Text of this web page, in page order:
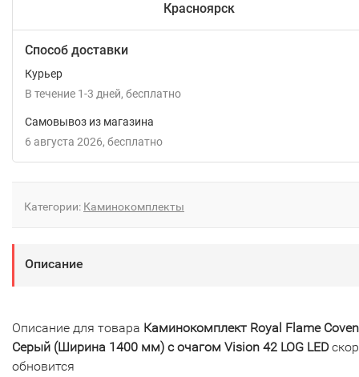
Красноярск
Способ доставки
Курьер
В течение 1-3 дней Бесплатно
Самовывоз из магазина
6 августа 2026
Бесплатно
Категории: Каминокомплекты
Описание
Описание для товара Каминокомплект Royal Flame
Серый (Ширина 1400 мм) с очагом Vision 42 LOG LED
обновится